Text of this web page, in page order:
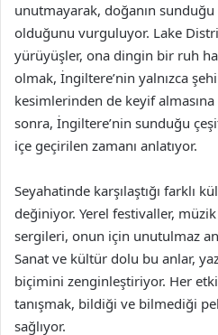
unutmayarak, doğanın
olduğunu vurguluyor. Lake
yürüyüşler, ona dingin bir ruh
olmak, İngiltere’nin yalnızca
kesimlerinden de keyif
sonra, İngiltere’nin sunduğu
içe geçirilen zamanı anlatıyor.
Seyahatinde karşılaştığı farklı
değiniyor. Yerel festivaller,
sergileri, onun için unutulmaz
Sanat ve kültür dolu bu anlar,
biçimini zenginleştiriyor. Her
tanışmak, bildiği ve bilmediği
sağlıyor.